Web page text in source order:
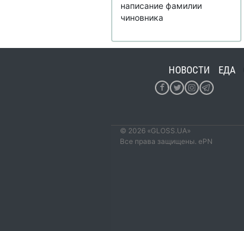
написание фамилии
чиновника
НОВОСТИ ЕДА
© 2026 «GLOSS.UA»
Все права защищены. ePN